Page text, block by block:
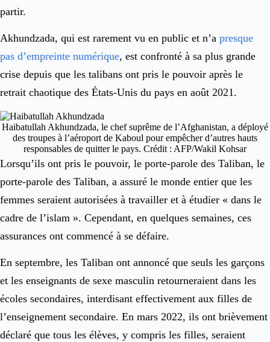
partir.
Akhundzada, qui est rarement vu en public et n’a presque
pas d’empreinte numérique, est confronté à sa plus grande
crise depuis que les talibans ont pris le pouvoir après le
retrait chaotique des États-Unis du pays en août 2021.
Haibatullah Akhundzada, le chef suprême de l’Afghanistan, a déployé
des troupes à l’aéroport de Kaboul pour empêcher d’autres hauts
responsables de quitter le pays. Crédit : AFP/Wakil Kohsar
Lorsqu’ils ont pris le pouvoir, le porte-parole des Taliban, le
porte-parole des Taliban, a assuré le monde entier que les
femmes seraient autorisées à travailler et à étudier « dans le
cadre de l’islam ». Cependant, en quelques semaines, ces
assurances ont commencé à se défaire.
En septembre, les Taliban ont annoncé que seuls les garçons
et les enseignants de sexe masculin retourneraient dans les
écoles secondaires, interdisant effectivement aux filles de
l’enseignement secondaire. En mars 2022, ils ont brièvement
déclaré que tous les élèves, y compris les filles, seraient